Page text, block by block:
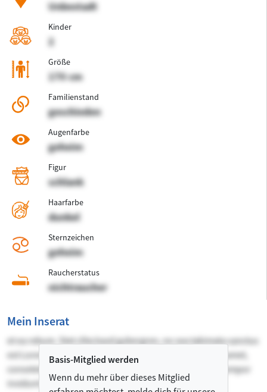
Unbestadt
Kinder
2
Größe
170 cm
Familienstand
geschieden
Augenfarbe
geheim
Figur
schlank
Haarfarbe
dunkel
Sternzeichen
geheim
Raucherstatus
nichtraucher
Basis-Mitglied werden
Wenn du mehr über dieses Mitglied
Mein Inserat
et ea rebum. Stet clita kasd gubergren, no sea takimata sanctus
est Lorem ipsum dolor sit amet. Lorem ipsum dolor sit amet,
consetetur sadipscing elitr, sed diam nonumy eirmod tempor
invidunt ut labore et dolore magna aliquyam erat,